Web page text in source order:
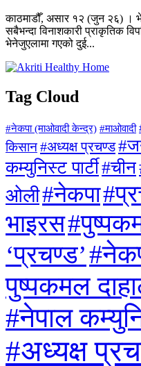
काठमाडौँ, असार १२ (जुन २६) ।
सबैभन्दा विनाशकारी प्राकृतिक
भेनेजुएलामा गएको दुई...
Tag Cloud
#नेकपा (माओवादी केन्द्र) #माओवादी
किसान#अध्यक्ष प्रचण्ड
कम्युनिस्ट पार्टी#चीन
ओली#नेकपा
भाइरस
‘प्रचण्ड’
पुष्पकमल
#नेपाल
#अध्यक्ष